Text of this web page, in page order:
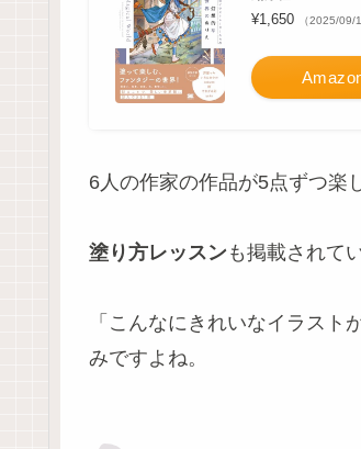
¥1,650 （2025/09/
6人の作家の作品が5点ずつ楽
塗り方レッスンも掲載されて
「こんなにきれいなイラス
みですよね。